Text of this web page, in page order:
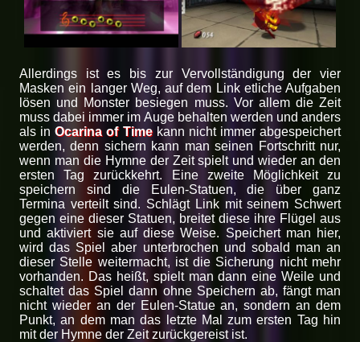
Allerdings ist es bis zur Vervollständigung der vier
Masken ein langer Weg, auf dem Link etliche Aufgaben
lösen und Monster besiegen muss. Vor allem die Zeit
muss dabei immer im Auge behalten werden und anders
als inOcarina of Timekann nicht immer abgespeichert
werden, denn sichern kann man seinen Fortschritt nur,
wenn man die Hymne der Zeit spielt und wieder an den
ersten Tag zurückkehrt. Eine zweite Möglichkeit zu
speichern sind die Eulen-Statuen, die über ganz
Termina verteilt sind. Schlägt Link mit seinem Schwert
gegen eine dieser Statuen, breitet diese ihre Flügel aus
und aktiviert sie auf diese Weise. Speichert man hier,
wird das Spiel aber unterbrochen und sobald man an
dieser Stelle weitermacht, ist die Sicherung nicht mehr
vorhanden. Das heißt, spielt man dann eine Weile und
schaltet das Spiel dann ohne Speichern ab, fängt man
nicht wieder an der Eulen-Statue an, sondern an dem
Punkt, an dem man das letzte Mal zum ersten Tag hin
mit der Hymne der Zeit zurückgereist ist.